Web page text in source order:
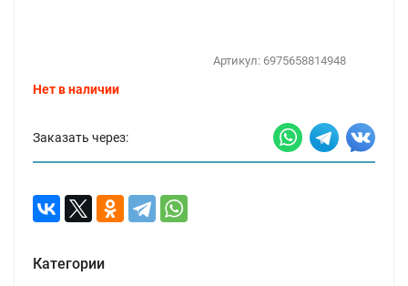
Артикул: 6975658814948
Нет в наличии
Заказать через:
Категории